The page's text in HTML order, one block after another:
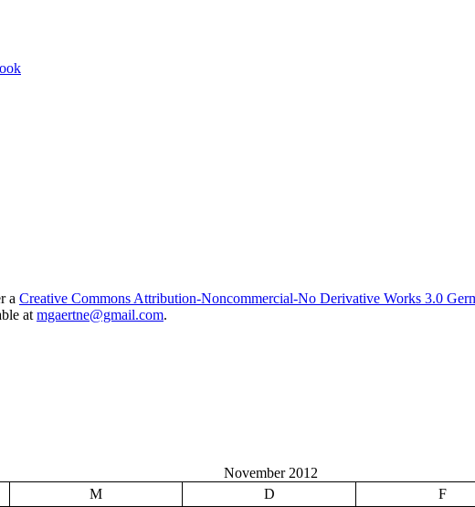
a Creative Commons Attribution-Noncommercial-No Derivative Works 3.0
at mgaertne@gmail.com.
November 2012
M D F